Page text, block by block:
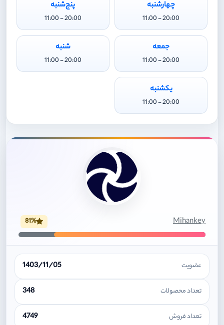
چهارشنبه
20:00 - 11:00
پنج‌شنبه
20:00 - 11:00
جمعه
20:00 - 11:00
شنبه
20:00 - 11:00
یکشنبه
20:00 - 11:00
Mihankey
81%
عضویت 1403/11/05
تعداد محصولات 348
تعداد فروش 4749